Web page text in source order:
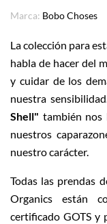
Marca: Bobo Choses
La colección para
habla de hacer del
y cuidar de los
nuestra
Shell" también nos
nuestros
nuestro carácter.
Todas las prendas
Organics están
certificado GOTS y